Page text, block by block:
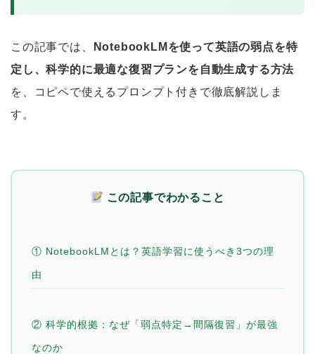
この記事では、
NotebookLMを使って英語の弱点を特
定し、科学的に最適な復習プランを自動生成する方法
を、コピペで使えるプロンプト付きで徹底解説しま
す。
この記事でわかること
① NotebookLMとは？英語学習に使うべき3つの理
由
② 科学的根拠：なぜ「弱点特定→間隔復習」が最強
なのか